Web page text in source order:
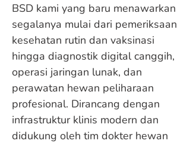
BSD kami yang baru menawarkan
segalanya mulai dari pemeriksaan
kesehatan rutin dan vaksinasi
hingga diagnostik digital canggih,
operasi jaringan lunak, dan
perawatan hewan peliharaan
profesional. Dirancang dengan
infrastruktur klinis modern dan
didukung oleh tim dokter hewan